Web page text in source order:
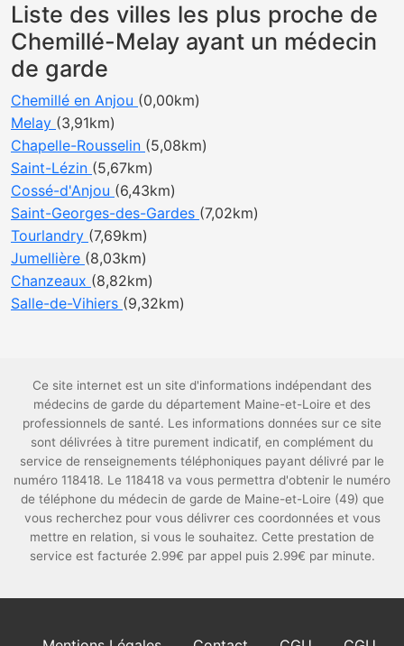
Liste des villes les plus proche de
Chemillé-Melay ayant un médecin
de garde
Chemillé en Anjou (0,00km)
Melay (3,91km)
Chapelle-Rousselin (5,08km)
Saint-Lézin (5,67km)
Cossé-d'Anjou (6,43km)
Saint-Georges-des-Gardes (7,02km)
Tourlandry (7,69km)
Jumellière (8,03km)
Chanzeaux (8,82km)
Salle-de-Vihiers (9,32km)
Ce site internet est un site d'informations indépendant des
médecins de garde du département Maine-et-Loire et des
professionnels de santé. Les informations données sur ce site
sont délivrées à titre purement indicatif, en complément du
service de renseignements téléphoniques payant délivré par le
numéro 118418. Le 118418 va vous permettra d'obtenir le numéro
de téléphone du médecin de garde de Maine-et-Loire (49) que
vous recherchez pour vous délivrer ces coordonnées et vous
mettre en relation, si vous le souhaitez. Cette prestation de
service est facturée 2.99€ par appel puis 2.99€ par minute.